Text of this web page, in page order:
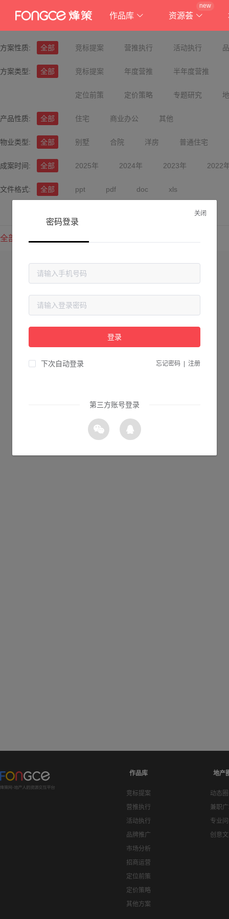
作品库 资源荟
new
方案性质: 全部 竞标提案 营推执行 活动执行
方案类型: 全部 竞标提案 年度营推 半年度营推
定位前策 定价策略 专题研究
产品性质: 全部 住宅 商业办公 其他
物业类型: 全部 别墅 合院 洋房 普通住宅
成案时间: 全部 2025年 2024年 2023年 2022
文件格式: 全部 ppt pdf doc xls
全部方案
作品库
竞标提案
营推执行
活动执行
品牌推广
市场分析
招商运营
定位前策
定价策略
其他方案
地产
动态
兼职
专业
创意
关闭
密码登录
登录
下次自动登录 忘记密码 注册
第三方账号登录